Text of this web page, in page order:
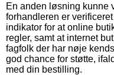
En anden løsning kunne
forhandleren er
indikator for at online
regler, samt at internet
fagfolk der har nøje
god chance for støtte,
med din bestilling.